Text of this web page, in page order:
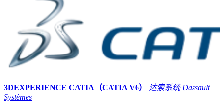
3DEXPERIENCE CATIA（CATIA V6）
达索系统 Dassault
Systèmes